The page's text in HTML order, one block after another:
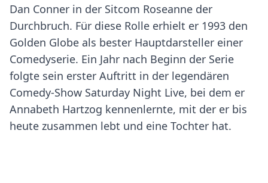
Dan Conner in der Sitcom Roseanne der
Durchbruch. Für diese Rolle erhielt er 1993 den
Golden Globe als bester Hauptdarsteller einer
Comedyserie. Ein Jahr nach Beginn der Serie
folgte sein erster Auftritt in der legendären
Comedy-Show Saturday Night Live, bei dem er
Annabeth Hartzog kennenlernte, mit der er bis
heute zusammen lebt und eine Tochter hat.